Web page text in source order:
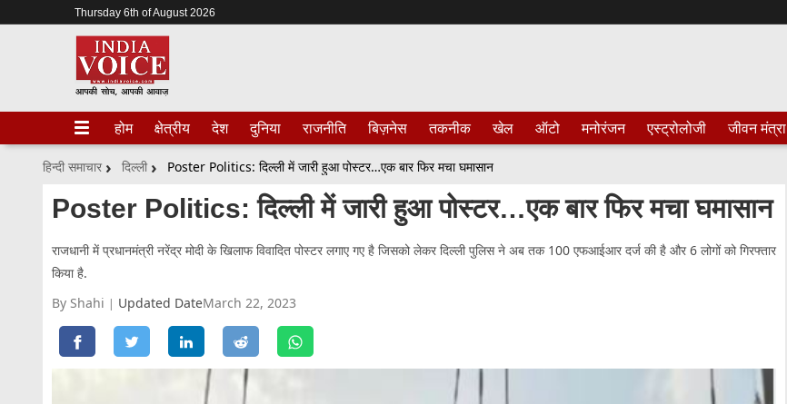
Thursday 6th of August 2026
होम क्षेत्रीय देश दुनिया राजनीति बिज़नेस तकनीक खेल ऑटो मनोरंजन एस्ट्रोलोजी जीवन मंत्रा
हिन्दी समाचार दिल्ली Poster Politics: दिल्ली में जारी हुआ पोस्टर…एक बार फिर मचा घमासान
Poster Politics: दिल्ली में जारी हुआ पोस्टर…एक बार फिर मचा घमासान
राजधानी में प्रधानमंत्री नरेंद्र मोदी के खिलाफ विवादित पोस्टर लगाए गए है जिसको लेकर दिल्ली पुलिस ने अब तक 100 एफआईआर दर्ज की है और 6 लोगों को गिरफ्तार
किया है.
By Shahi
Updated DateMarch 22, 2023